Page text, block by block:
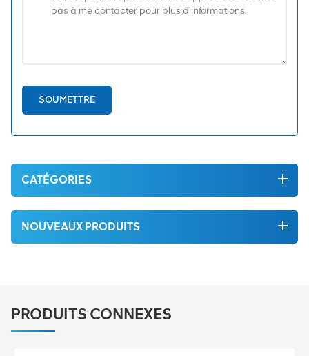
SOUMETTRE
CATÉGORIES
NOUVEAUX PRODUITS
PRODUITS CONNEXES